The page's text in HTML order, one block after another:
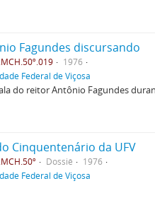
Fagundes discursando
1976
Federal de Viçosa
do reitor Antônio Fagundes
Cinquentenário da UFV
Dossiê
1976
Federal de Viçosa